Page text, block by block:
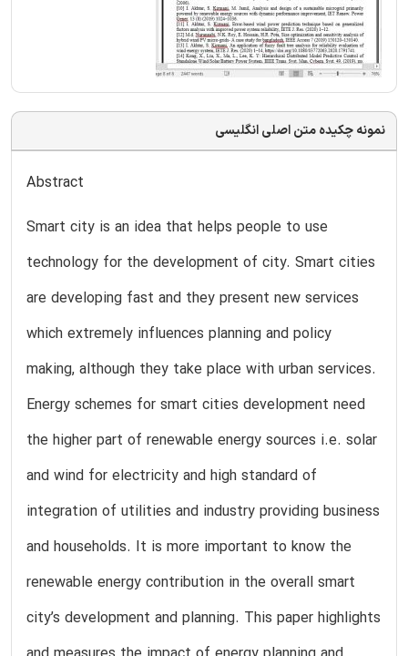
نمونه چکیده متن اصلی انگلیسی
Abstract
Smart city is an idea that helps people to use
technology for the development of city. Smart cities
are developing fast and they present new services
which extremely influences planning and policy
making, although they take place with urban services.
Energy schemes for smart cities development need
the higher part of renewable energy sources i.e. solar
and wind for electricity and high standard of
integration of utilities and industry providing business
and households. It is more important to know the
renewable energy contribution in the overall smart
city’s development and planning. This paper highlights